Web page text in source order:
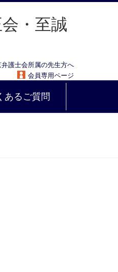
護士会所属の先生方へ
会員専用ページ
あるご質問